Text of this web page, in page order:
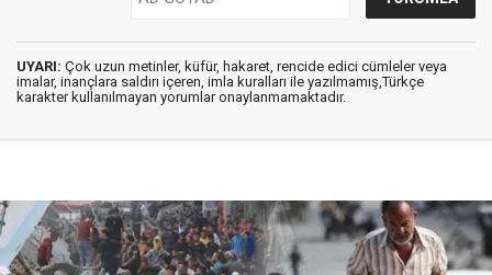
UYARI: Çok uzun metinler, küfür, hakaret, rencide edici cümleler veya
imalar, inançlara saldırı içeren, imla kuralları ile yazılmamış,Türkçe
karakter kullanılmayan yorumlar onaylanmamaktadır.